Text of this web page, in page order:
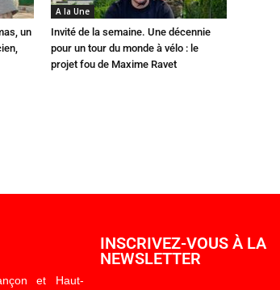
un
A la Une
Invité de la semaine. Une décennie
pour un tour du monde à vélo : le
projet fou de Maxime Ravet
et Haut-
INSCRIVEZ-VOUS À LA
NEWSLETTER